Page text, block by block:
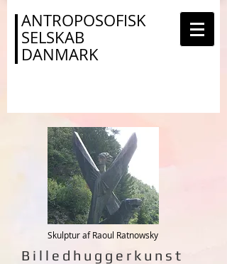
ANTROPOSOFISK
SELSKAB
DANMARK
Skulptur af Raoul Ratnowsky
Billedhuggerkunst